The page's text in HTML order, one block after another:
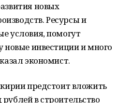
новых
Ресурсы и
условия, помогут
новые инвестиции и много
экономист.
предстоит вложить
в строительство